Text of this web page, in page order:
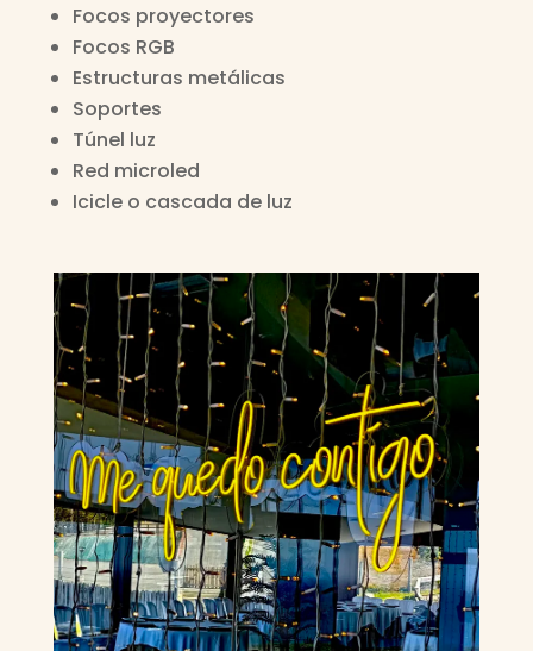
Focos proyectores
Focos RGB
Estructuras metálicas
Soportes
Túnel luz
Red microled
Icicle o cascada de luz